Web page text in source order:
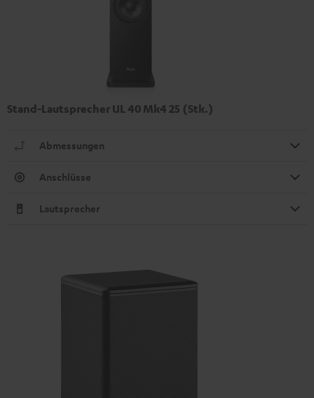
Stand-Lautsprecher UL 40 Mk4 25 (Stk.)
Abmessungen
Anschlüsse
Lautsprecher